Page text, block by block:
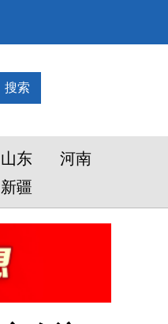
搜索
山东
河南
新疆